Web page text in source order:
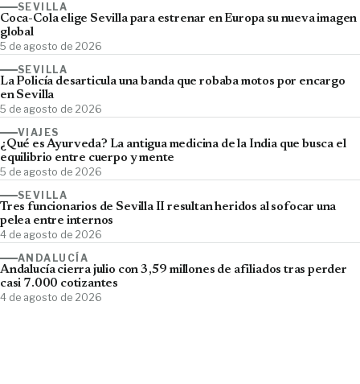
SEVILLA
Coca-Cola elige Sevilla para estrenar en Europa su nueva imagen
global
5 de agosto de 2026
SEVILLA
La Policía desarticula una banda que robaba motos por encargo
en Sevilla
5 de agosto de 2026
VIAJES
¿Qué es Ayurveda? La antigua medicina de la India que busca el
equilibrio entre cuerpo y mente
5 de agosto de 2026
SEVILLA
Tres funcionarios de Sevilla II resultan heridos al sofocar una
pelea entre internos
4 de agosto de 2026
ANDALUCÍA
Andalucía cierra julio con 3,59 millones de afiliados tras perder
casi 7.000 cotizantes
4 de agosto de 2026